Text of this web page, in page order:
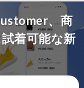
、商
着可能な新